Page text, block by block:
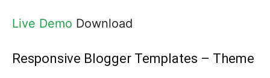
Live Demo Download
Responsive Blogger Templates – Theme